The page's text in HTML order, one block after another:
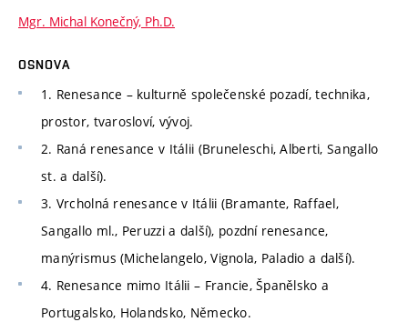
Mgr. Michal Konečný, Ph.D.
OSNOVA
1. Renesance – kulturně společenské pozadí, technika,
prostor, tvarosloví, vývoj.
2. Raná renesance v Itálii (Bruneleschi, Alberti, Sangallo
st. a další).
3. Vrcholná renesance v Itálii (Bramante, Raffael,
Sangallo ml., Peruzzi a další), pozdní renesance,
manýrismus (Michelangelo, Vignola, Paladio a další).
4. Renesance mimo Itálii – Francie, Španělsko a
Portugalsko, Holandsko, Německo.